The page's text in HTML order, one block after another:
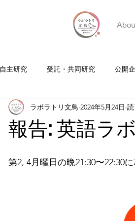
自主研究 受託・共同研究 公開
報告: 英語ラ
ラボラトリ文鳥 2024年5月24日
第2, 4月曜日の晩21:30〜22:30